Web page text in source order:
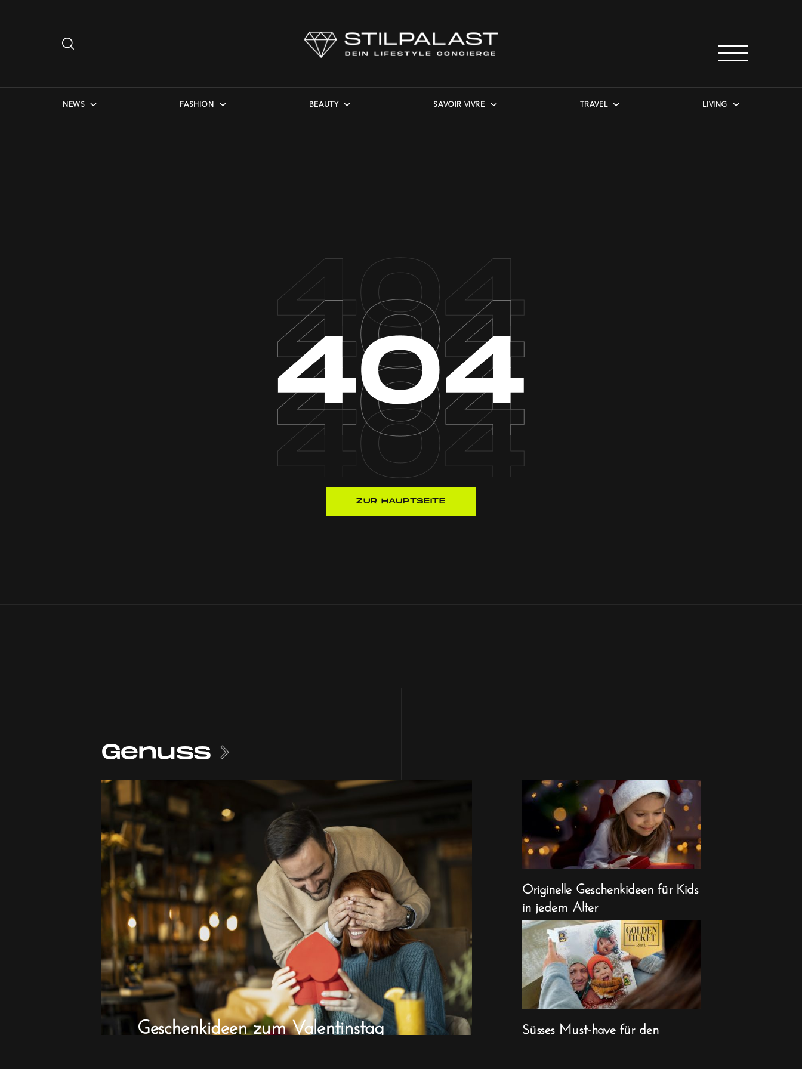
…
NEWS FASHION BEAUTY SAVOIR VIVRE TRAVEL LIVING
ZUR HAUPTSEITE
Genuss
Geschenkideen zum Valentinstag
Originelle Geschenkideen für Kids
in jedem Alter
Süsses Must-have für den